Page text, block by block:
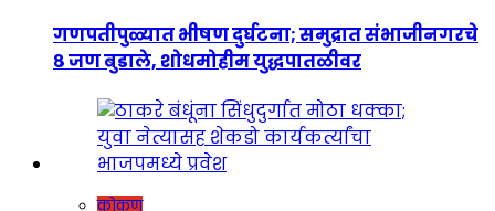
गणपतीपुळ्यात भीषण दुर्घटना; समुद्रात संभाजीनगरचे
८ जण बुडाले, शोधमोहीम युद्धपातळीवर
कोकण